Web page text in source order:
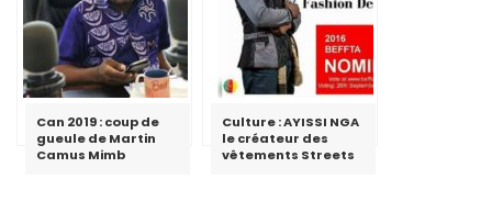
Can 2019 : coup de
gueule de Martin
Camus Mimb
Culture : AYISSI NGA
le créateur des
vêtements Streets